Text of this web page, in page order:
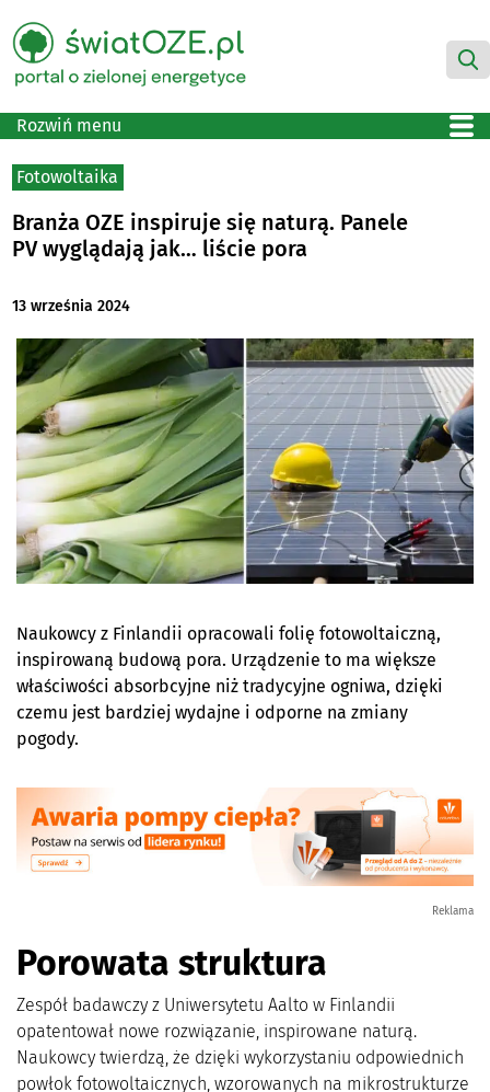
Rozwiń menu
Fotowoltaika
Branża OZE inspiruje się naturą. Panele
PV wyglądają jak… liście pora
13 września 2024
Naukowcy z Finlandii opracowali folię fotowoltaiczną,
inspirowaną budową pora. Urządzenie to ma większe
właściwości absorbcyjne niż tradycyjne ogniwa, dzięki
czemu jest bardziej wydajne i odporne na zmiany
pogody.
Reklama
Porowata struktura
Zespół badawczy z Uniwersytetu Aalto w Finlandii
opatentował nowe rozwiązanie, inspirowane naturą.
Naukowcy twierdzą, że dzięki wykorzystaniu odpowiednich
powłok fotowoltaicznych, wzorowanych na mikrostrukturze